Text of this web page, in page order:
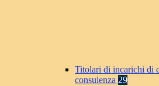
Titolari di incarichi di
consulenza 29